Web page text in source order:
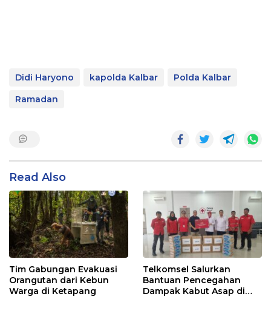
Didi Haryono kapolda Kalbar
Polda Kalbar
Ramadan
Read Also
Tim Gabungan Evakuasi
Orangutan dari Kebun
Warga di Ketapang
Telkomsel Salurkan
Bantuan Pencegahan
Dampak Kabut Asap di